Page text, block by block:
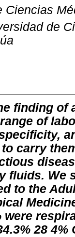
Ciencias
de
finding of
of
carry
fluids. We
to the
were
28 4%